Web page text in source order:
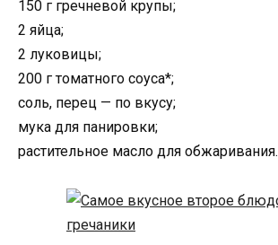
150 г гречневой крупы;
2 яйца;
2 луковицы;
200 г томатного соуса*;
соль, перец — по вкусу;
мука для панировки;
растительное масло для обжаривания.